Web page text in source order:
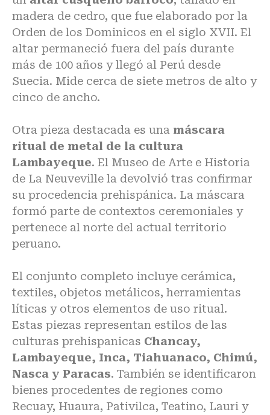
madera de cedro, que fue elaborado por la
Orden de los Dominicos en el siglo XVII. El
altar permaneció fuera del país durante
más de 100 años y llegó al Perú desde
Suecia. Mide cerca de siete metros de alto y
cinco de ancho.
Otra pieza destacada es una máscara
ritual de metal de la cultura
Lambayeque. El Museo de Arte e Historia
de La Neuveville la devolvió tras confirmar
su procedencia prehispánica. La máscara
formó parte de contextos ceremoniales y
pertenece al norte del actual territorio
peruano.
El conjunto completo incluye cerámica,
textiles, objetos metálicos, herramientas
líticas y otros elementos de uso ritual.
Estas piezas representan estilos de las
culturas prehispanicas Chancay,
Lambayeque, Inca, Tiahuanaco, Chimú,
Nasca y Paracas. También se identificaron
bienes procedentes de regiones como
Recuay, Huaura, Pativilca, Teatino, Lauri y